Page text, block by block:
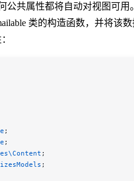
公共属性都将自动对视图可用
类的构造函数，并将该
;
;
Content ;
;